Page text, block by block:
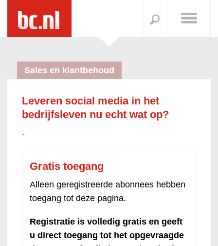
Sales en klantbehoud
Leveren social media in het
bedrijfsleven nu echt wat op?
-
Gratis toegang
Alleen geregistreerde abonnees hebben
toegang tot deze pagina.
Registratie is volledig gratis en geeft
u direct toegang tot het opgevraagde